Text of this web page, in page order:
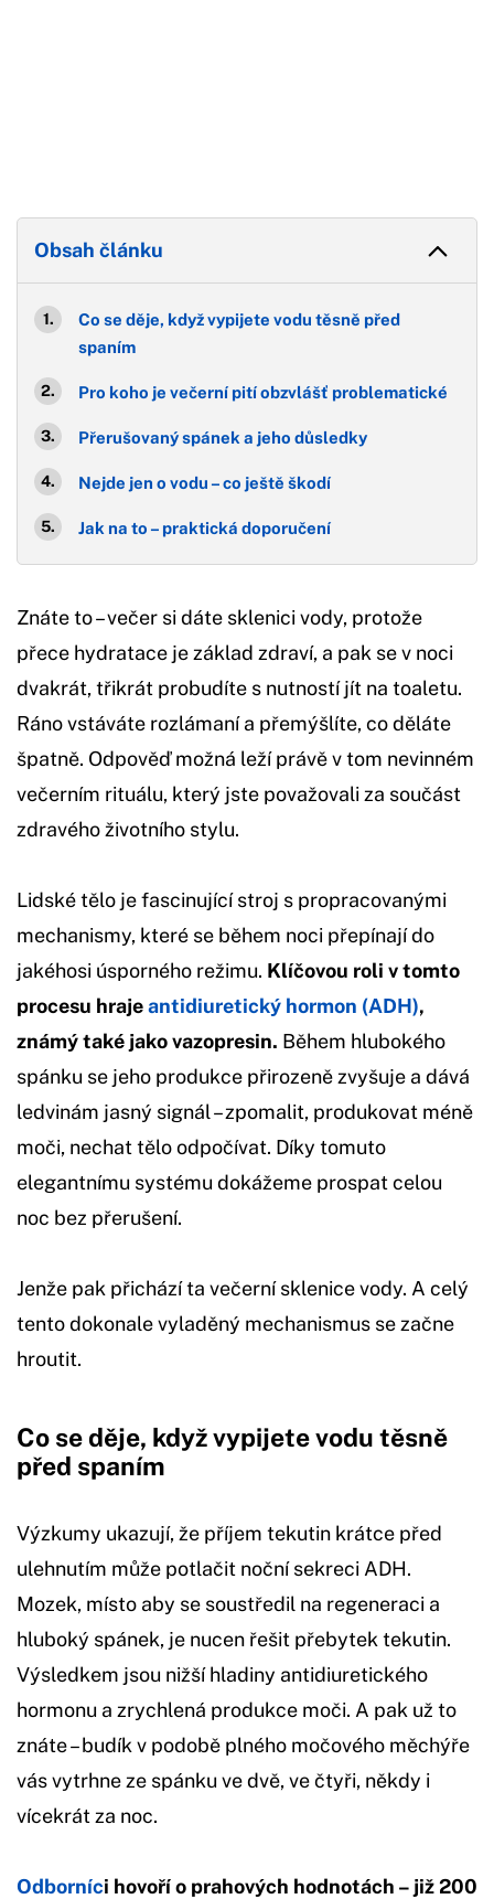
Obsah článku
Co se děje, když vypijete vodu těsně před
spaním
Pro koho je večerní pití obzvlášť problematické
Přerušovaný spánek a jeho důsledky
Nejde jen o vodu – co ještě škodí
Jak na to – praktická doporučení
Znáte to – večer si dáte sklenici vody, protože
přece hydratace je základ zdraví, a pak se v noci
dvakrát, třikrát probudíte s nutností jít na toaletu.
Ráno vstáváte rozlámaní a přemýšlíte, co děláte
špatně. Odpověď možná leží právě v tom nevinném
večerním rituálu, který jste považovali za součást
zdravého životního stylu.
Lidské tělo je fascinující stroj s propracovanými
mechanismy, které se během noci přepínají do
jakéhosi úsporného režimu. Klíčovou roli v tomto
procesu hrajeantidiuretický hormon (ADH),
známý také jako vazopresin. Během hlubokého
spánku se jeho produkce přirozeně zvyšuje a dává
ledvinám jasný signál – zpomalit, produkovat méně
moči, nechat tělo odpočívat. Díky tomuto
elegantnímu systému dokážeme prospat celou
noc bez přerušení.
Jenže pak přichází ta večerní sklenice vody. A celý
tento dokonale vyladěný mechanismus se začne
hroutit.
Co se děje, když vypijete vodu těsně
před spaním
Výzkumy ukazují, že příjem tekutin krátce před
ulehnutím může potlačit noční sekreci ADH.
Mozek, místo aby se soustředil na regeneraci a
hluboký spánek, je nucen řešit přebytek tekutin.
Výsledkem jsou nižší hladiny antidiuretického
hormonu a zrychlená produkce moči. A pak už to
znáte – budík v podobě plného močového měchýře
vás vytrhne ze spánku ve dvě, ve čtyři, někdy i
vícekrát za noc.
Odborníci hovoří o prahových hodnotách – již 200